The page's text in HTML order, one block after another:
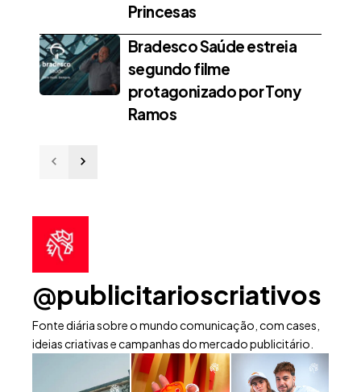
Princesas
Bradesco Saúde estreia
segundo filme
protagonizado por Tony
Ramos
@publicitarioscriativos
Fonte diária sobre o mundo comunicação, com cases,
ideias criativas e campanhas do mercado publicitário.